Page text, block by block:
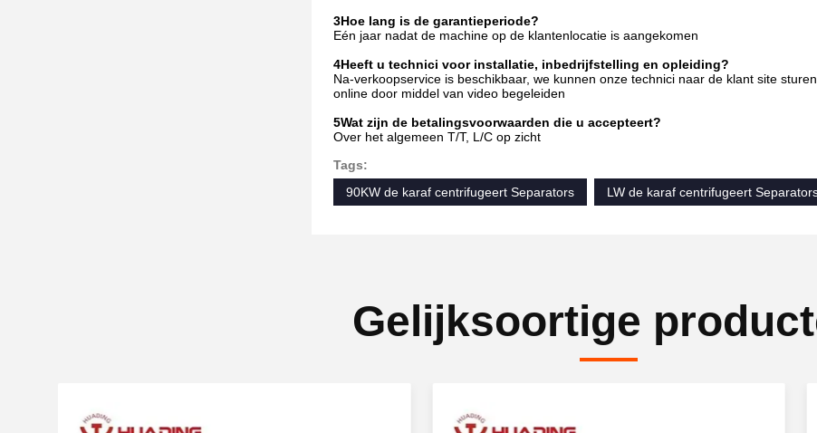
3Hoe lang is de garantieperiode?
Eén jaar nadat de machine op de klantenlocatie is aangekomen
4Heeft u technici voor installatie, inbedrijfstelling en opleiding?
Na-verkoopservice is beschikbaar, we kunnen onze technici naar de klant site
online door middel van video begeleiden
5Wat zijn de betalingsvoorwaarden die u accepteert?
Over het algemeen T/T, L/C op zicht
Tags:
90KW de karaf centrifugeert Separators
LW de karaf centrifugeert
Gelijksoortige